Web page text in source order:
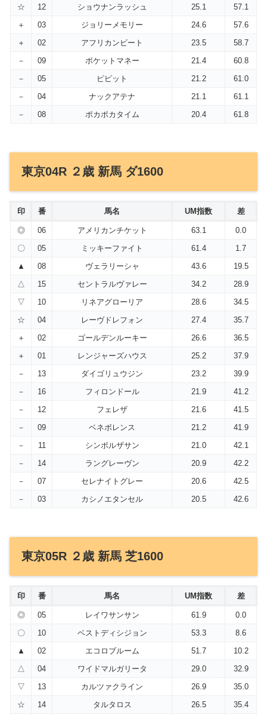
☆ 12 ショウナンラッシュ 25.1
57.1
＋
03 ジョリーメモリー 24.6
57.6
＋
02 アフリカンビート 23.5
58.7
－
09 ポケットマネー 21.4
60.8
－
05 ピピット 21.2
61.0
－
04 ナックアテナ 21.1
61.1
－
08 ポカポカタイム 20.4 61.8
東京04R ２歳 新馬 ダ1600
印 番 馬名 UM指数 差
◎ 06 アメリカンチケット 63.1
0.0
〇
05 ミッキーファイト 61.4
1.7
▲
08 ヴェラリーシャ 43.6
19.5
△
15 セントラルヴァレー 34.2
28.9
▽
10 リネアグローリア 28.6
34.5
☆
04 レーヴドレフォン 27.4
35.7
＋
02 ゴールデンルーキー 26.6
36.5
＋
01 レンジャーズハウス 25.2
37.9
－
13 ダイゴリュウジン 23.2
39.9
－
16 フィロンドール 21.9
41.2
－
12 フェレザ 21.6
41.5
－
09 ベネボレンス 21.2
41.9
－
11 シンボルザサン 21.0
42.1
－
14 ラングレーヴン 20.9
42.2
－
07 セレナイトグレー 20.6
42.5
－
03 カシノエタンセル 20.5 42.6
東京05R ２歳 新馬 芝1600
印 番 馬名 UM指数 差
◎ 05 レイワサンサン 61.9
0.0
〇
10 ベストディシジョン 53.3
8.6
▲
02 エコロブルーム 51.7
10.2
△
04 ワイドマルガリータ 29.0
32.9
▽
13 カルツァクライン 26.9
35.0
☆
14 タルタロス 26.5
35.4